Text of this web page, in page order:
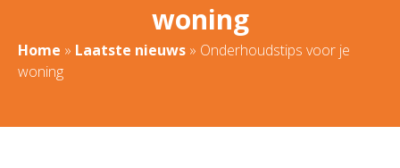
woning
Home » Laatste nieuws » Onderhoudstips voor je
woning